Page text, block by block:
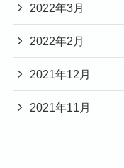
2022年3月
2022年2月
2021年12月
2021年11月